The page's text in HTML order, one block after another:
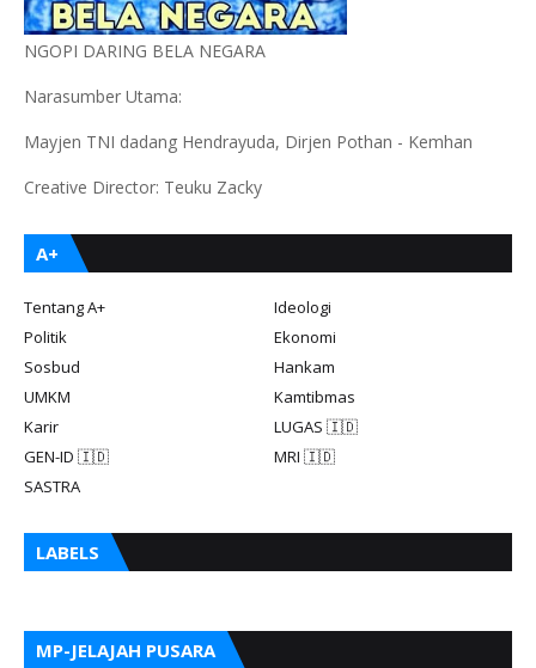
NGOPI DARING BELA NEGARA
Narasumber Utama:
Mayjen TNI dadang Hendrayuda, Dirjen Pothan - Kemhan
Creative Director: Teuku Zacky
A+
Tentang A+
Ideologi
Politik
Ekonomi
Sosbud
Hankam
UMKM
Kamtibmas
Karir
LUGAS 🇮🇩
GEN-ID 🇮🇩
MRI 🇮🇩
SASTRA
LABELS
MP-JELAJAH PUSARA